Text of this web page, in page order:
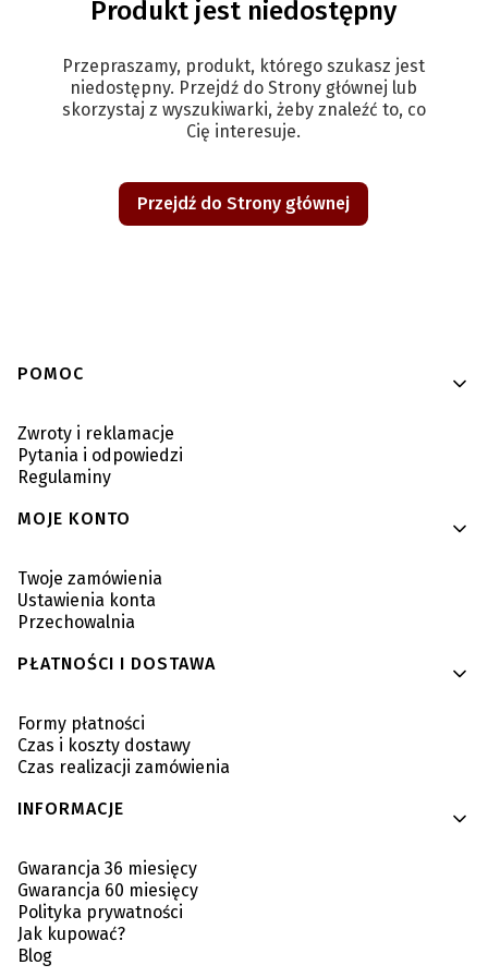
Produkt jest niedostępny
Przepraszamy, produkt, którego szukasz jest
niedostępny. Przejdź do Strony głównej lub
skorzystaj z wyszukiwarki, żeby znaleźć to, co
Cię interesuje.
Przejdź do Strony głównej
Linki w stopce
POMOC
Zwroty i reklamacje
Pytania i odpowiedzi
Regulaminy
MOJE KONTO
Twoje zamówienia
Ustawienia konta
Przechowalnia
PŁATNOŚCI I DOSTAWA
Formy płatności
Czas i koszty dostawy
Czas realizacji zamówienia
INFORMACJE
Gwarancja 36 miesięcy
Gwarancja 60 miesięcy
Polityka prywatności
Jak kupować?
Blog